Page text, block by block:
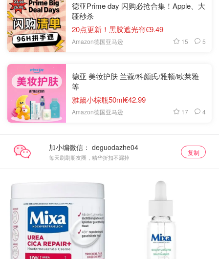
德亚Prime day 闪购必抢合集！Apple、大
疆秒杀
20点更新！黑胶遮光帘€9.49
Amazon德国亚马逊 15 5
德亚 美妆护肤 兰蔻/科颜氏/雅顿/欧莱雅
等
雅黛小棕瓶50ml€42.99
Amazon德国亚马逊 17 4
加小编微信：
每天刷刷朋友圈，精华折扣不漏掉
复制